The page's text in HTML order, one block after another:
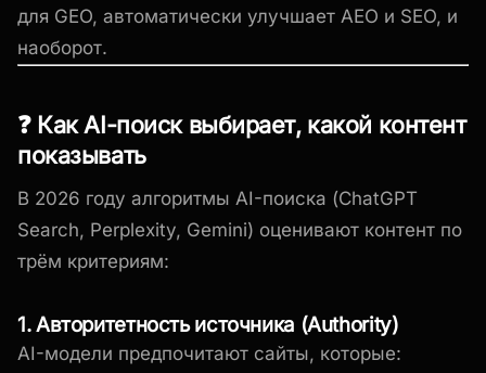
для GEO, автоматически улучшает AEO и SEO, и
наоборот.
❓ Как AI-поиск выбирает, какой контент
показывать
В 2026 году алгоритмы AI-поиска (ChatGPT
Search, Perplexity, Gemini) оценивают контент по
трём критериям:
1. Авторитетность источника (Authority)
AI-модели предпочитают сайты, которые: